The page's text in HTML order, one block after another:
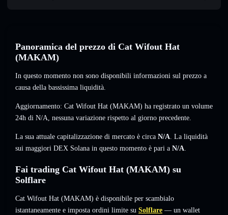
Panoramica del prezzo di Cat Wifout Hat
(MAKAM)
In questo momento non sono disponibili informazioni sul prezzo a
causa della bassissima liquidità.
Aggiornamento: Cat Wifout Hat (MAKAM) ha registrato un volume
24h di N/A, nessuna variazione rispetto al giorno precedente.
La sua attuale capitalizzazione di mercato è circa N/A. La liquidità
sui maggiori DEX Solana in questo momento è pari a N/A.
Fai trading Cat Wifout Hat (MAKAM) su
Solflare
Cat Wifout Hat (MAKAM) è disponibile per scambialo
istantaneamente e imposta ordini limite su Solflare — un wallet